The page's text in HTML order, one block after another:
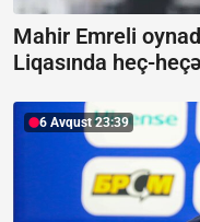
Mahir Emreli
Liqasında heç-
6 Avqust 23:39